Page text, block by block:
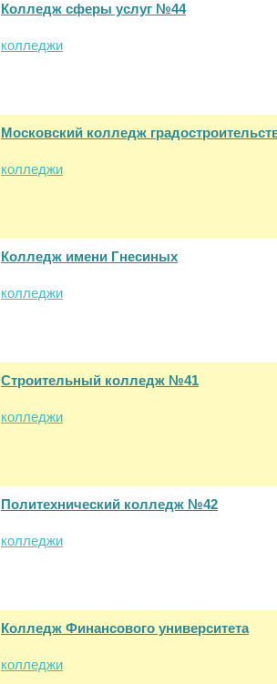
Колледж сферы услуг №44
колледжи
Московский колледж
колледжи
Колледж имени Гнесиных
колледжи
Строительный колледж №41
колледжи
Политехнический колледж №42
колледжи
Колледж Финансового университета
колледжи